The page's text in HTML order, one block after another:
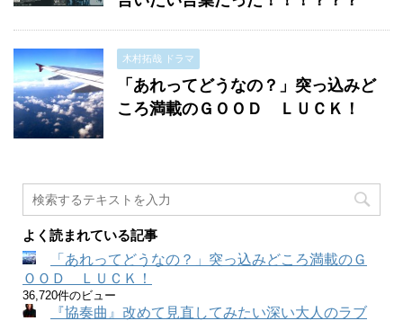
木村拓哉 ドラマ
「あれってどうなの？」突っ込みど
ころ満載のＧＯＯＤ ＬＵＣＫ！
よく読まれている記事
「あれってどうなの？」突っ込みどころ満載のＧ
ＯＯＤ ＬＵＣＫ！
36,720件のビュー
『協奏曲』改めて見直してみたい深い大人のラブ